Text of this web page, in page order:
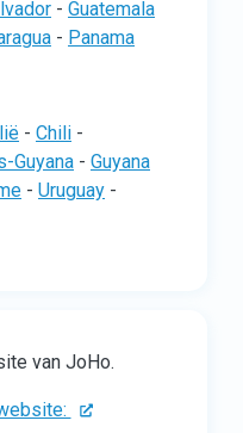
- Guatemala
- Panama
- Chili -
Guyana - Guyana
- Uruguay -
van JoHo.